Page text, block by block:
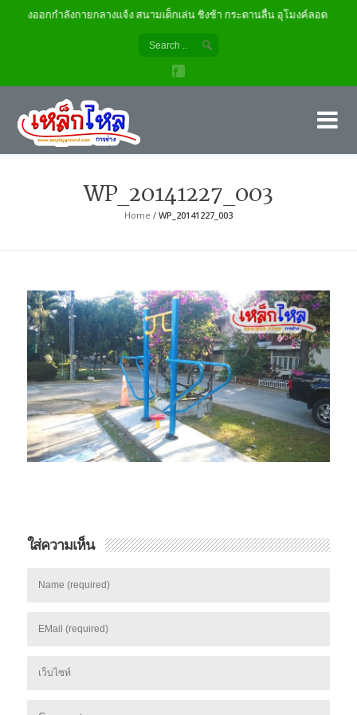
ครื่องออกกำลังกายกลางแจ้ง สนามเด็กเล่น ชิงช้า กระดานลื่น อุโมงค์ลอด
WP_20141227_003
Home / WP_20141227_003
ใส่ความเห็น